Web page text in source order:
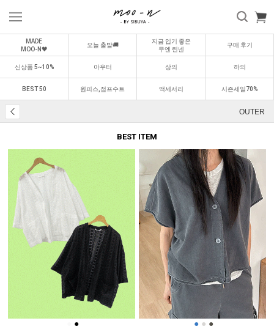
MADE
MOO-N🖤
오늘 출발🚚
지금 입기 좋은
무엔 린넨
구매 후기
신상품 5~10% 아우터 상의 하의
BEST 50 원피스,점프수트 액세서리 시즌세일70%
OUTER
BEST ITEM
●
BEST
0 2
● ● ●